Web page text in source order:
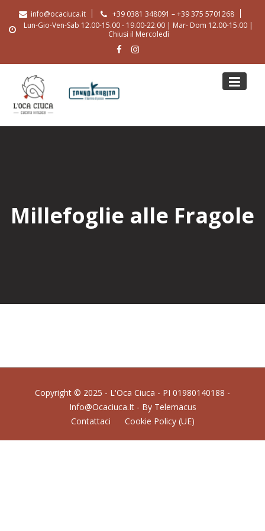
content
info@ocaciuca.it
+39 0381 348091 – +39 375 5701268
Lun-Gio-Ven-Sab 12.00-15.00 - 19.00-22.00 | Mar- Dom 12.00-15.00 |
Chiusi il Mercoledì
Millefoglie alle Fragole
Copyright © 2025 - L'Oca Ciuca - PI 01980140188 -
Info@ocaciuca.it - By Telemacus
Contattaci
Cookie Policy (UE)